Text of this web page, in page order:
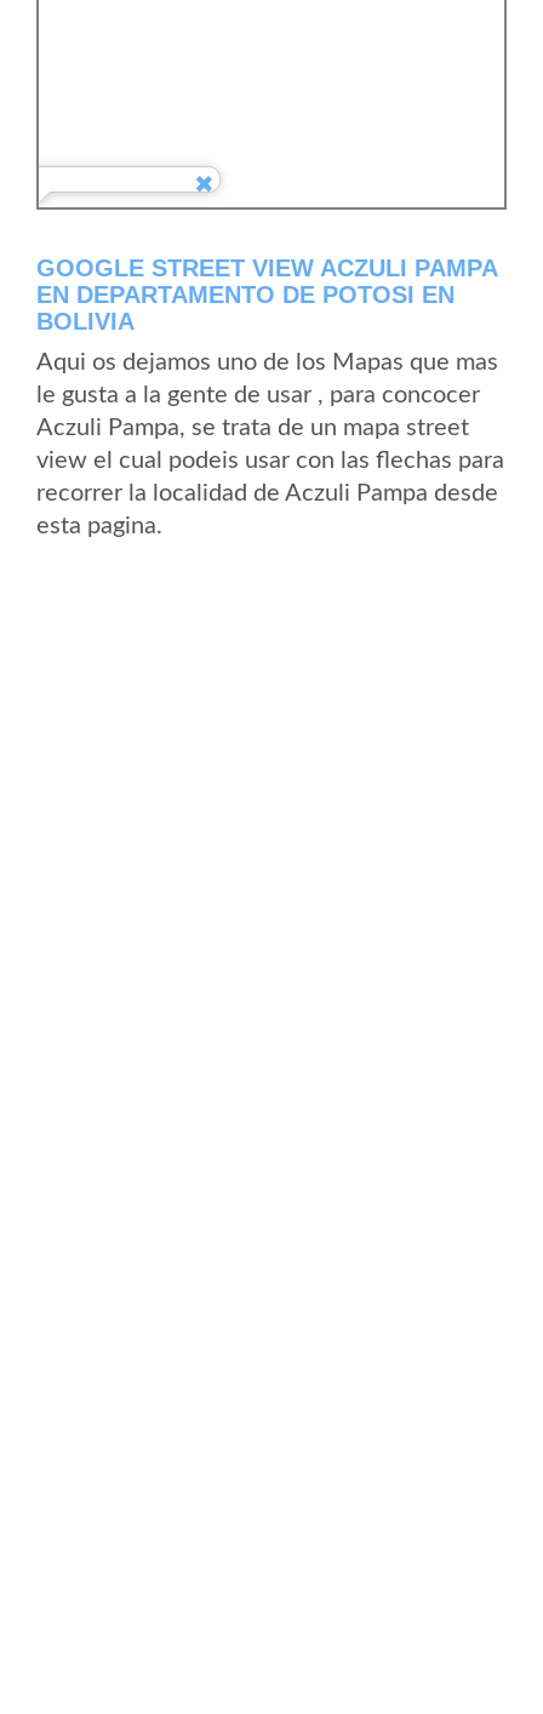
GOOGLE STREET VIEW ACZULI PAMPA
EN DEPARTAMENTO DE POTOSI EN
BOLIVIA
Aqui os dejamos uno de los Mapas que mas
le gusta a la gente de usar , para concocer
Aczuli Pampa, se trata de un mapa street
view el cual podeis usar con las flechas para
recorrer la localidad de Aczuli Pampa desde
esta pagina.